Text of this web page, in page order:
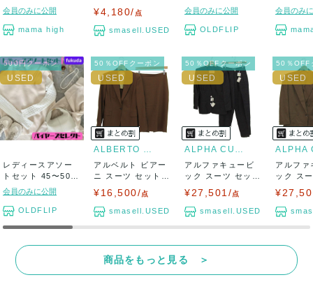
取り扱い商品カテゴリー:
場合によっては着物、下着、タオル、等も入っ
ている可能性あり。
参加費:
一人当たり参加費1万円/回(税抜)※
スマセルサイト内で決済
エントランスにてSMASELL 購入
ット系ブランド...
会員のみに公開
mama high
¥4,180/ 点
smasell.USED
サイ...
会員のみに公開
OLDFLIP
AN ワー
会員のみ
500円クーポン
レディースアソー
トセット 45〜50
着|トップス・...
会員のみに公開
OLDFLIP
50％OFFクーポン
ALBERTO BIANI
アルベルト ビアー
ニ スーツ セットア
¥16,500/点
smasell.USED
50％OFFクーポン
ALPHA CUBIC
アルファキュービ
ック スーツ セット
¥27,501/点
smasell.USED
50％OFF
アルファ
ック ス
商品をもっと見る ＞